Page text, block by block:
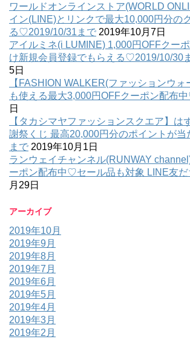
ワールドオンラインストア(WORLD
イン(LINE)とリンクで最大10,000円分の
る♡2019/10/31まで 2019年10月7日
アイルミネ(i LUMINE) 1,000円OFFクー
け新規会員登録でもらえる♡2019/10/30
5日
【FASHION WALKER(ファッションウ
も使える最大3,000円OFFクーポン配布
日
【タカシマヤファッションスクエア】
謝祭くじ 最高20,000円分のポイントが
まで 2019年10月1日
ランウェイチャンネル(RUNWAY
ーポン配布中♡セール品も対象 LINE友だ
月29日
アーカイブ
2019年10月
2019年9月
2019年8月
2019年7月
2019年6月
2019年5月
2019年4月
2019年3月
2019年2月